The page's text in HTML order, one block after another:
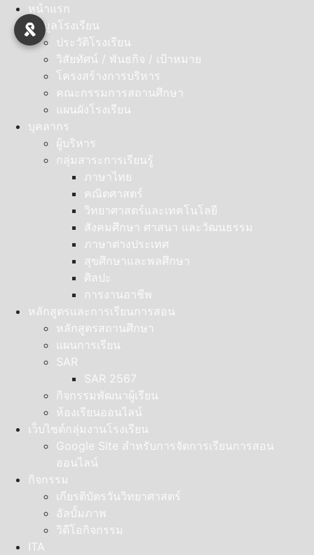
Skip
content
หน้าแรก
ข้อมูลโรงเรียน
ประวัติโรงเรียน
วิสัยทัศน์ / พันธกิจ / เป้าหมาย
โครงสร้างการบริหาร
คณะกรรมการสถานศึกษา
แผนผังโรงเรียน
บุคลากร
ผู้บริหาร
กลุ่มสาระการเรียนรู้
ภาษาไทย
คณิตศาสตร์
วิทยาศาสตร์และเทคโนโลยี
สังคมศึกษา ศาสนา และวัฒนธรรม
ภาษาต่างประเทศ
สุขศึกษาและพลศึกษา
ศิลปะ
การงานอาชีพ
หลักสูตรและการเรียนการสอน
หลักสูตรสถานศึกษา
แผนการเรียน
SAR
SAR 2567
กิจกรรมพัฒนาผู้เรียน
ห้องเรียนออนไลน์
เว็บไซต์กลุ่มงานโรงเรียน
Google Site สำหรับการจัดการเรียนการสอน
ออนไลน์
กิจกรรม
เกียรติบัตรวันวิทยาศาสตร์
อัลบั้มภาพ
วิดีโอกิจกรรม
ITA